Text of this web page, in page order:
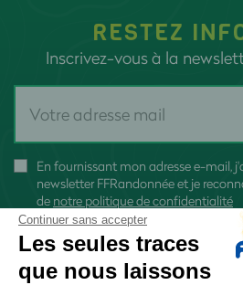
RESTEZ
Inscrivez-vous à la
En fournissant mon adresse e-mail,
newsletter FFRandonnée et je
de notre politique de confidentialité
Continuer sans accepter
Les seules traces
que nous laissons